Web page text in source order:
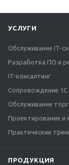
УСЛУГИ
Обслуживание IT-
Разработка ПО и
IT-консалтинг
Сопровождение 1С
Обслуживание
Проектирование и
Практические
ПРОДУКЦИЯ